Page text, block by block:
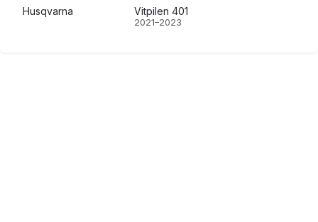
Husqvarna Vitpilen 401
2021–2023